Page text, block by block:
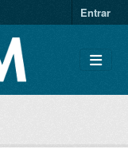
Entrar